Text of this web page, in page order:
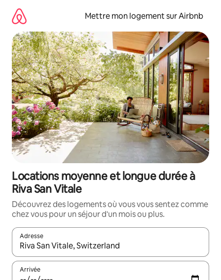
directement
contenu
Mettre mon logement sur Airbnb
Locations moyenne et longue durée à
Riva San Vitale
Découvrez des logements où vous vous sentez comme
chez vous pour un séjour d'un mois ou plus.
Adresse
Lorsque les résultats s'affichent, utilisez les flèches vers le
Arrivée